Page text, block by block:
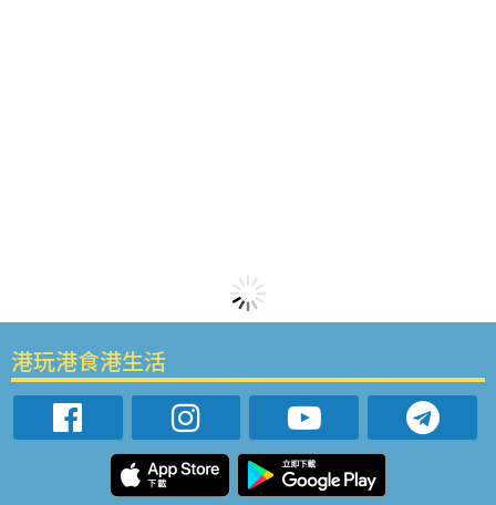
港玩港食港生活